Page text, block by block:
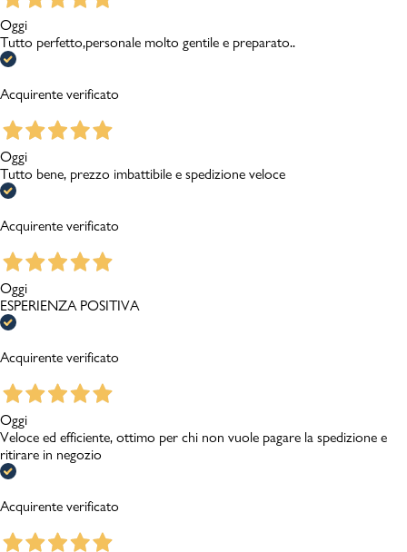
Oggi
Tutto perfetto,personale molto gentile e preparato..
Acquirente verificato
Oggi
Tutto bene, prezzo imbattibile e spedizione veloce
Acquirente verificato
Oggi
ESPERIENZA POSITIVA
Acquirente verificato
Oggi
Veloce ed efficiente, ottimo per chi non vuole pagare la spedizione e
ritirare in negozio
Acquirente verificato